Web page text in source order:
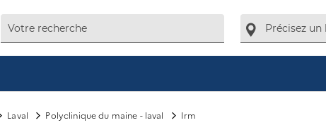
Laval Polyclinique du maine - laval Irm